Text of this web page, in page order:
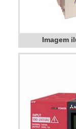
Imagem